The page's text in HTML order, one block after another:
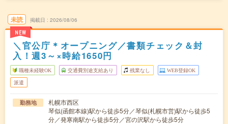
未読
NEW
掲載日 2026/08/06
＼官公庁＊オープニング／書類チェック＆封
入！週3～×時給1650円
職種未経験OK 交通費別途支給あり 残業なし WEB登録OK
派遣
勤務地
札幌市西区
琴似(函館本線)駅から徒歩5分／琴似(札幌市営)駅から徒歩5
分／発寒南駅から徒歩5分／宮の沢駅から徒歩5分